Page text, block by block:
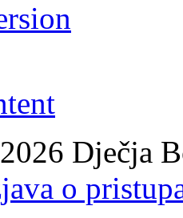
Dječja
o